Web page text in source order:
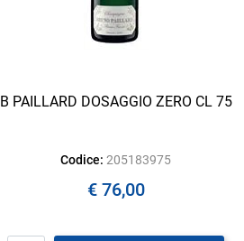
B PAILLARD DOSAGGIO ZERO CL 75
Codice: 205183975
€ 76,00